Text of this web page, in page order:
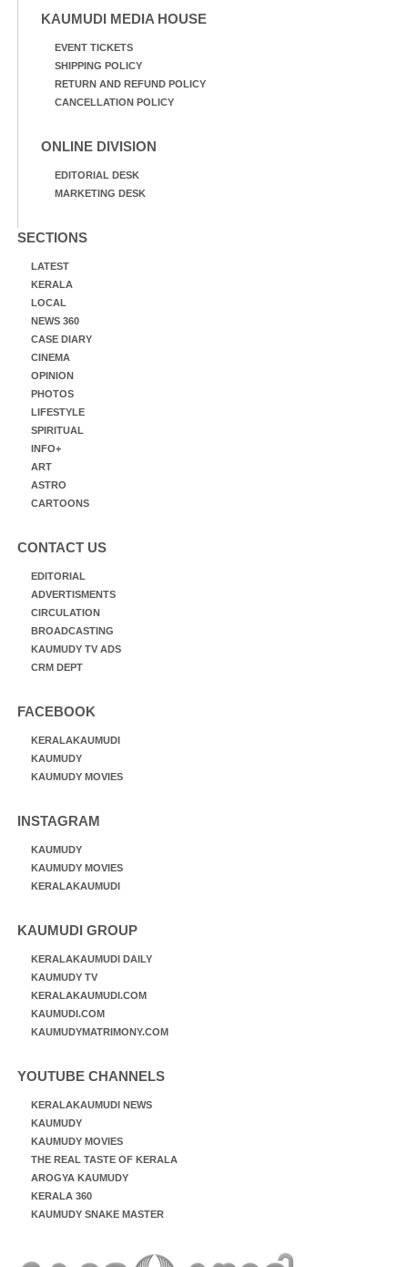
KAUMUDI MEDIA HOUSE
EVENT TICKETS
SHIPPING POLICY
RETURN AND REFUND POLICY
CANCELLATION POLICY
ONLINE DIVISION
EDITORIAL DESK
MARKETING DESK
SECTIONS
LATEST
KERALA
LOCAL
NEWS 360
CASE DIARY
CINEMA
OPINION
PHOTOS
LIFESTYLE
SPIRITUAL
INFO+
ART
ASTRO
CARTOONS
CONTACT US
EDITORIAL
ADVERTISMENTS
CIRCULATION
BROADCASTING
KAUMUDY TV ADS
CRM DEPT
FACEBOOK
KERALAKAUMUDI
KAUMUDY
KAUMUDY MOVIES
INSTAGRAM
KAUMUDY
KAUMUDY MOVIES
KERALAKAUMUDI
KAUMUDI GROUP
KERALAKAUMUDI DAILY
KAUMUDY TV
KERALAKAUMUDI.COM
KAUMUDI.COM
KAUMUDYMATRIMONY.COM
YOUTUBE CHANNELS
KERALAKAUMUDI NEWS
KAUMUDY
KAUMUDY MOVIES
THE REAL TASTE OF KERALA
AROGYA KAUMUDY
KERALA 360
KAUMUDY SNAKE MASTER